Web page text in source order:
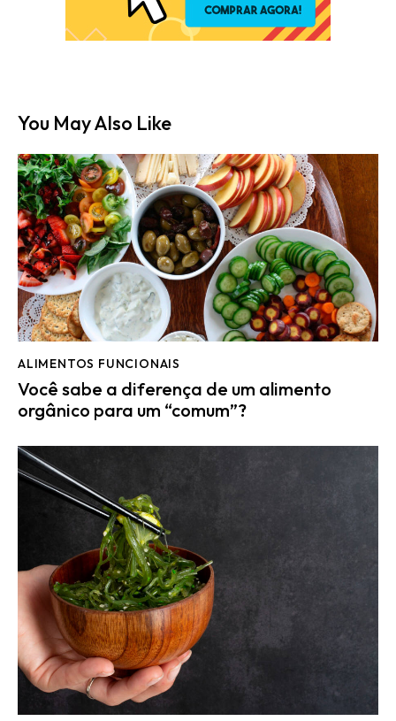
You May Also Like
ALIMENTOS FUNCIONAIS
Você sabe a diferença de um alimento
orgânico para um “comum”?